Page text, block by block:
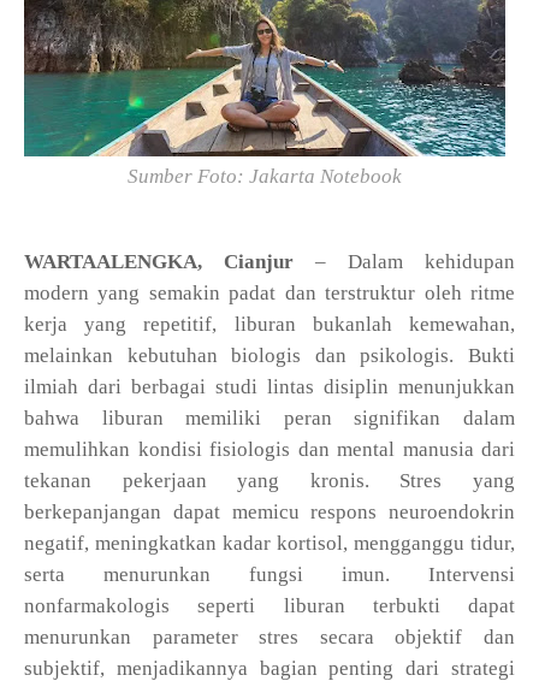
Sumber Foto: Jakarta Notebook
WARTAALENGKA, Cianjur – Dalam kehidupan
modern yang semakin padat dan terstruktur oleh ritme
kerja yang repetitif, liburan bukanlah kemewahan,
melainkan kebutuhan biologis dan psikologis. Bukti
ilmiah dari berbagai studi lintas disiplin menunjukkan
bahwa liburan memiliki peran signifikan dalam
memulihkan kondisi fisiologis dan mental manusia dari
tekanan pekerjaan yang kronis. Stres yang
berkepanjangan dapat memicu respons neuroendokrin
negatif, meningkatkan kadar kortisol, mengganggu tidur,
serta menurunkan fungsi imun. Intervensi
nonfarmakologis seperti liburan terbukti dapat
menurunkan parameter stres secara objektif dan
subjektif, menjadikannya bagian penting dari strategi